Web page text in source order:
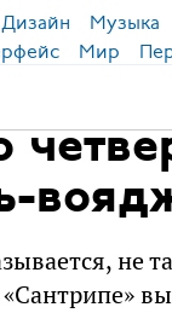
Дизайн Музыка
Мир
не